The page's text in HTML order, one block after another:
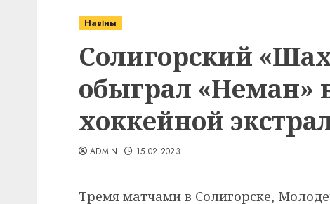
Навіны
Солигорский
обыграл «Неман»
хоккейной
ADMIN 15.02.2023
Тремя матчами в Солигорске,